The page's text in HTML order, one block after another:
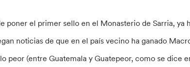
poner el primer sello en el Monasterio de Sarria, ya
noticias de que en el país vecino ha ganado
peor (entre Guatemala y Guatepeor, como se dice